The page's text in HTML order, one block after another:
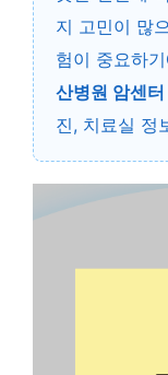
지 고민이 많
험이 중요하
산병원 암센
진, 치료실 정